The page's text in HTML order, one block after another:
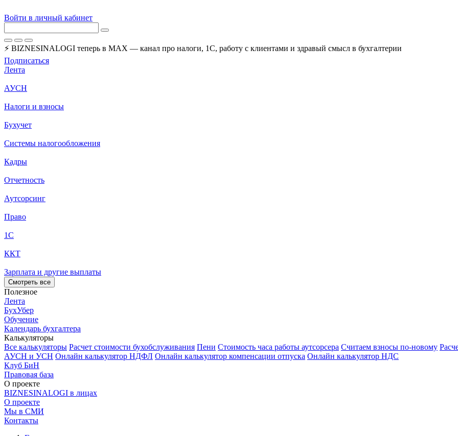
Войти в личный кабинет
⚡ BIZNESINALOGI теперь в MAX — канал про налоги, 1С, работу с клиентами и здравый смысл в бухгалтерии
Подписаться
Лента
АУСН
Налоги и взносы
Бухучет
Системы налогообложения
Кадры
Отчетность
Аутсорсинг
Право
1С
ККТ
Зарплата и другие выплаты
Смотреть все
Полезное
Лента
БухУбер
Обучение
Календарь бухгалтера
Калькуляторы
Все калькуляторы Расчет стоимости бухобслуживания Пени Стоимость часа работы аутсорсера Считаем взносы по-новому
АУСН и УСН Онлайн калькулятор НДФЛ Онлайн калькулятор компенсации отпуска Онлайн калькулятор НДС
Клуб БиН
Правовая база
О проекте
BIZNESINALOGI в лицах
О проекте
Мы в СМИ
Контакты